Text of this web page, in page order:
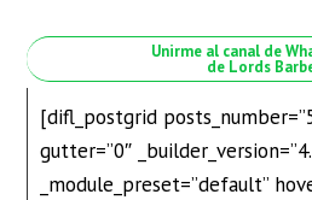
Unirme al canal de
de Lords
[difl_postgrid
gutter=”0″
_module_preset=”default”